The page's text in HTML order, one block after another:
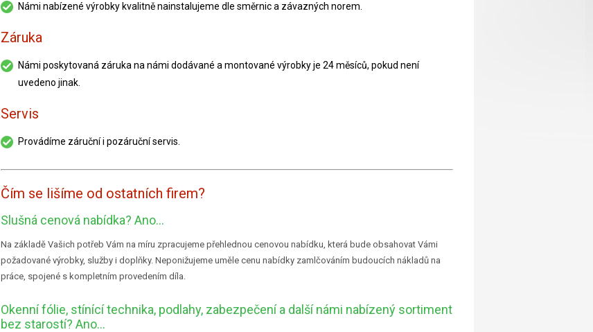
Námi nabízené výrobky kvalitně nainstalujeme dle směrnic a závazných norem.
Záruka
Námi poskytovaná záruka na námi dodávané a montované výrobky je 24 měsíců, pokud není
uvedeno jinak.
Servis
Provádíme záruční i pozáruční servis.
Čím se lišíme od ostatních firem?
Slušná cenová nabídka? Ano…
Na základě Vašich potřeb Vám na míru zpracujeme přehlednou cenovou nabídku, která bude obsahovat Vámi
požadované výrobky, služby i doplňky. Neponižujeme uměle cenu nabídky zamlčováním budoucích nákladů na
práce, spojené s kompletním provedením díla.
Okenní fólie, stínící technika, podlahy, zabezpečení a další námi nabízený sortiment
bez starostí? Ano…